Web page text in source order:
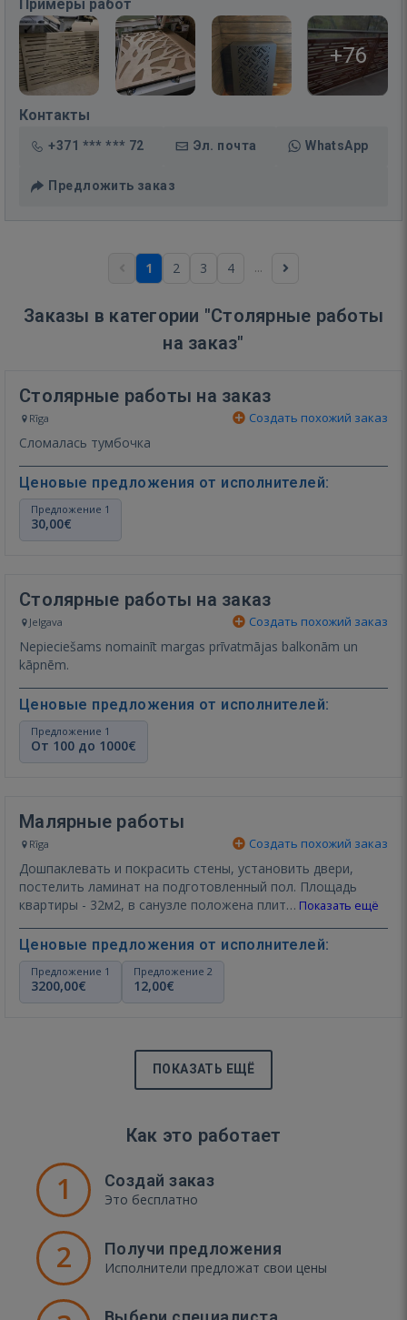
Примеры работ
+76
Контакты
+371 *** *** 72 Эл. почта WhatsApp
Предложить заказ
1 2 3 4 ...
Заказы в категории "Столярные работы
на заказ"
Столярные работы на заказ
Rīga Создать похожий заказ
Сломалась тумбочка
Ценовые предложения от исполнителей:
Предложение 1
30,00€
Столярные работы на заказ
Jelgava Создать похожий заказ
Nepieciešams nomainīt margas prīvatmājas balkonām un
kāpnēm.
Ценовые предложения от исполнителей:
Предложение 1
От 100 до 1000€
Малярные работы
Rīga Создать похожий заказ
Дошпаклевать и покрасить стены, установить двери,
постелить ламинат на подготовленный пол. Площадь
квартиры - 32м2, в санузле положена плит… Показать ещё
Ценовые предложения от исполнителей:
Предложение 1
3200,00€
Предложение 2
12,00€
ПОКАЗАТЬ ЕЩЁ
Как это работает
1 Создай заказ
Это бесплатно
2 Получи предложения
Исполнители предложат свои цены